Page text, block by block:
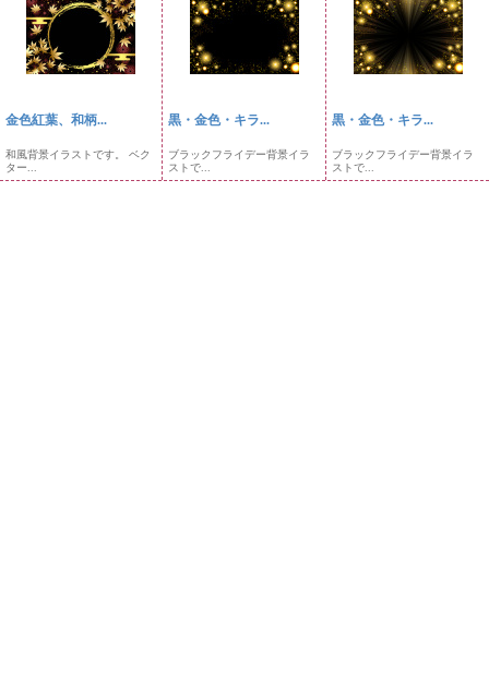
金色紅葉、和柄...
和風背景イラストです。 ベク
ター...
黒・金色・キラ...
ブラックフライデー背景イラ
ストで...
黒・金色・キラ...
ブラックフライデー背景イラ
ストで...